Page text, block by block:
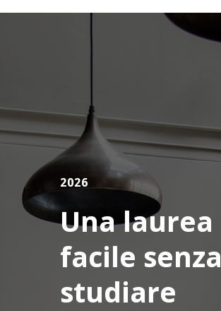
2026
Una laurea
facile senza
studiare